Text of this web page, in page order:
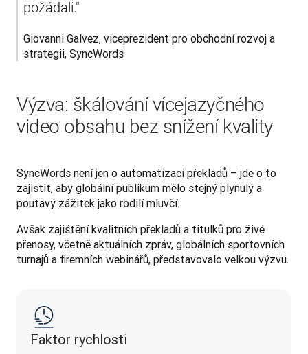
požádali."
Giovanni Galvez, viceprezident pro obchodní rozvoj a
strategii, SyncWords
Výzva: škálování vícejazyčného
video obsahu bez snížení kvality
SyncWords není jen o automatizaci překladů – jde o to
zajistit, aby globální publikum mělo stejný plynulý a
poutavý zážitek jako rodilí mluvčí.
Avšak zajištění kvalitních překladů a titulků pro živé
přenosy, včetně aktuálních zpráv, globálních sportovních
turnajů a firemních webinářů, představovalo velkou výzvu.
Faktor rychlosti